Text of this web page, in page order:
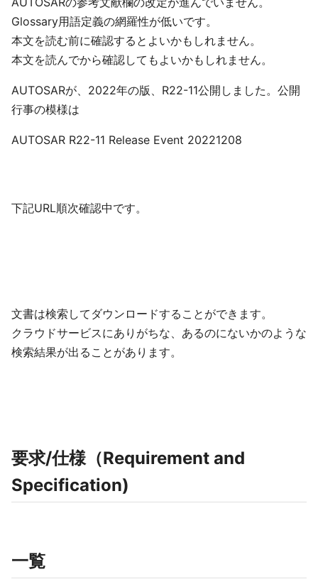
Glossary用語定義の網羅性が低いです。
本文を読む前に確認するとよいかもしれません。
本文を読んでから確認してもよいかもしれません。
AUTOSARが、2022年の版、R22-11公開しました。公開
行事の模様は
AUTOSAR R22-11 Release Event 20221208
下記URL順次確認中です。
文書は検索してダウンロードすることができます。
クラウドサービスにありがちな、あるのにないかのような
検索結果が出ることがあります。
要求/仕様（Requirement and
Specification)
一覧